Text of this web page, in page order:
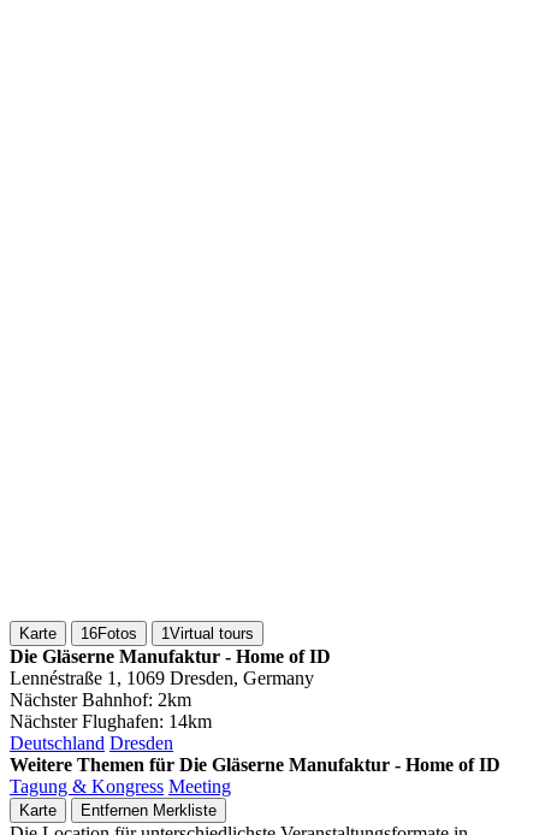
Karte 16Fotos 1Virtual tours
Die Gläserne Manufaktur - Home of ID
Lennéstraße 1, 1069 Dresden, Germany
Nächster Bahnhof: 2km
Nächster Flughafen: 14km
Deutschland Dresden
Weitere Themen für Die Gläserne Manufaktur - Home of ID
Tagung & Kongress Meeting
Karte Entfernen Merkliste